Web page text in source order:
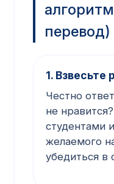
перевод)
1. Взвесьте
Честно
не
студентами
желаемого
убедиться в